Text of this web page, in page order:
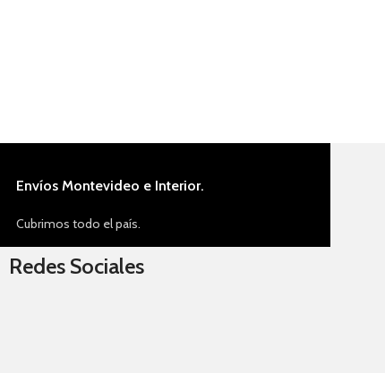
Envíos Montevideo e Interior.
Cubrimos todo el país.
Redes Sociales